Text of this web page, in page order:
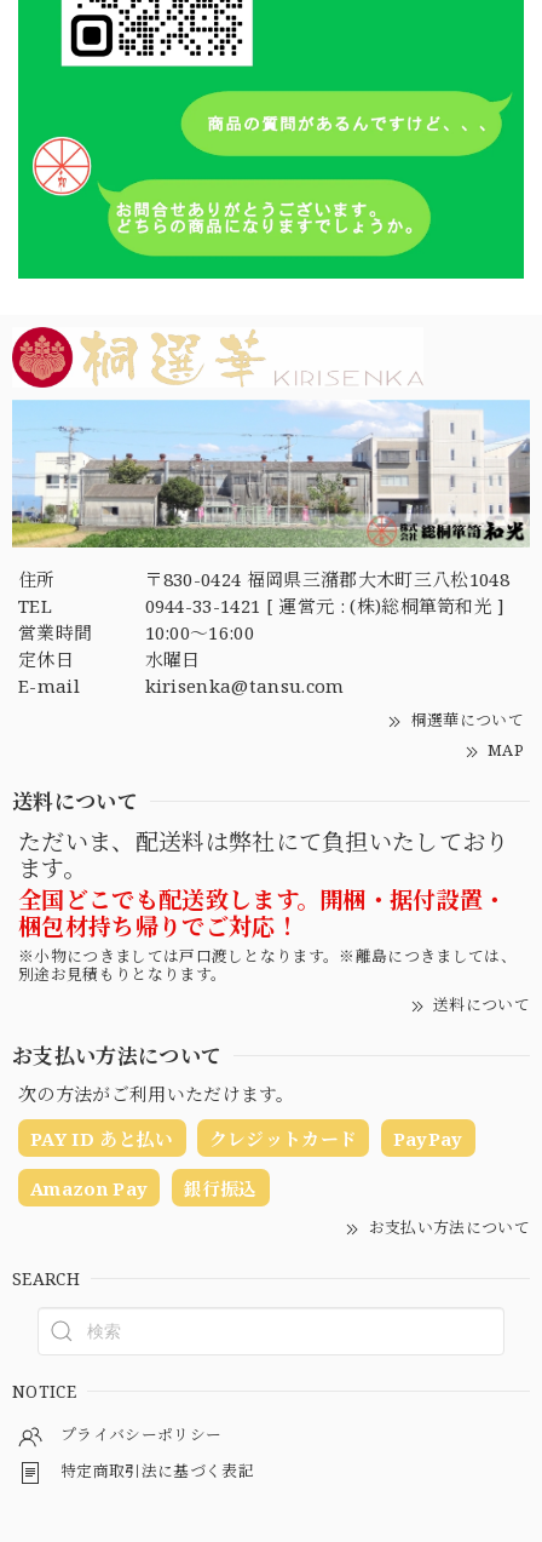
住所
〒830-0424 福岡県三潴郡大木町三八松1048
TEL
0944-33-1421 [ 運営元 : (株)総桐箪笥和光 ]
営業時間
10:00～16:00
定休日
水曜日
E-mail
kirisenka@tansu.com
桐選華について
MAP
送料について
ただいま、配送料は弊社にて負担いたしており
ます。
全国どこでも配送致します。開梱・据付設置・
梱包材持ち帰りでご対応！
※小物につきましては戸口渡しとなります。※離島につきましては、
別途お見積もりとなります。
送料について
お支払い方法について
次の方法がご利用いただけます。
PAY ID あと払い
クレジットカード PayPay
Amazon Pay 銀行振込
お支払い方法について
SEARCH
NOTICE
プライバシーポリシー
特定商取引法に基づく表記